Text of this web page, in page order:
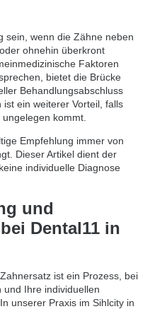
sein, wenn die Zähne neben
ohnehin überkront
Faktoren
bietet die Brücke
Behandlungsabschluss
ein weiterer Vorteil, falls
kommt.
Empfehlung immer von
Dieser Artikel dient der
individuelle Diagnose
und
Dental11 in
ist ein Prozess, bei
Ihre individuellen
unserer Praxis im Sihlcity in